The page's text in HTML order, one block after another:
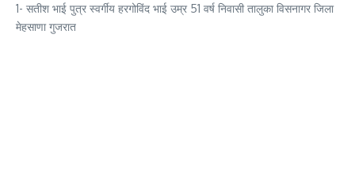
1- सतीश भाई पुत्र स्वर्गीय हरगोविंद भाई उम्र 51 वर्ष निवासी तालुका विसनागर जिला
मेहसाणा गुजरात